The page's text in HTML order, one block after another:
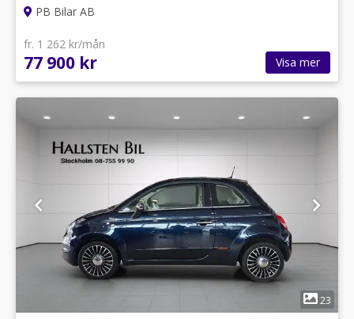
PB Bilar AB
fr. 1 262 kr/mån
77 900 kr Visa mer
23